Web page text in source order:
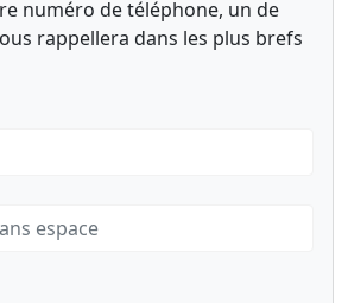
numéro de téléphone, un de
rappellera dans les plus brefs